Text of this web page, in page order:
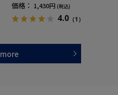
価格： 1,430円 (税込)
4.0 （1）
more